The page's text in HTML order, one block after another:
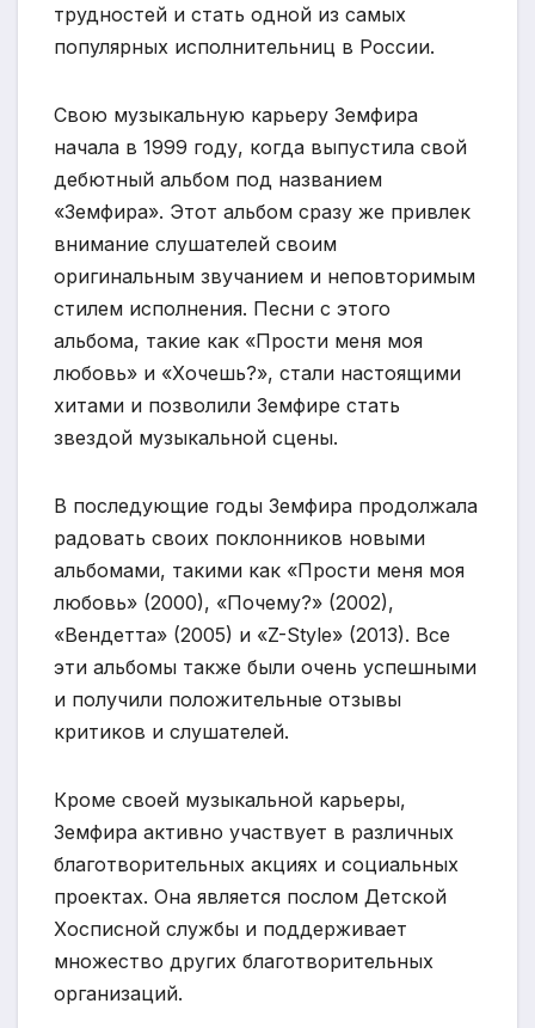
трудностей и стать одной из самых
популярных исполнительниц в России.
Свою музыкальную карьеру Земфира
начала в 1999 году, когда выпустила свой
дебютный альбом под названием
«Земфира». Этот альбом сразу же привлек
внимание слушателей своим
оригинальным звучанием и неповторимым
стилем исполнения. Песни с этого
альбома, такие как «Прости меня моя
любовь» и «Хочешь?», стали настоящими
хитами и позволили Земфире стать
звездой музыкальной сцены.
В последующие годы Земфира продолжала
радовать своих поклонников новыми
альбомами, такими как «Прости меня моя
любовь» (2000), «Почему?» (2002),
«Вендетта» (2005) и «Z-Style» (2013). Все
эти альбомы также были очень успешными
и получили положительные отзывы
критиков и слушателей.
Кроме своей музыкальной карьеры,
Земфира активно участвует в различных
благотворительных акциях и социальных
проектах. Она является послом Детской
Хосписной службы и поддерживает
множество других благотворительных
организаций.